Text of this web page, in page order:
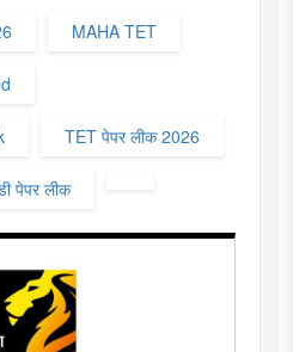
MAHA TET
TET पेपर लीक 2026
पेपर लीक